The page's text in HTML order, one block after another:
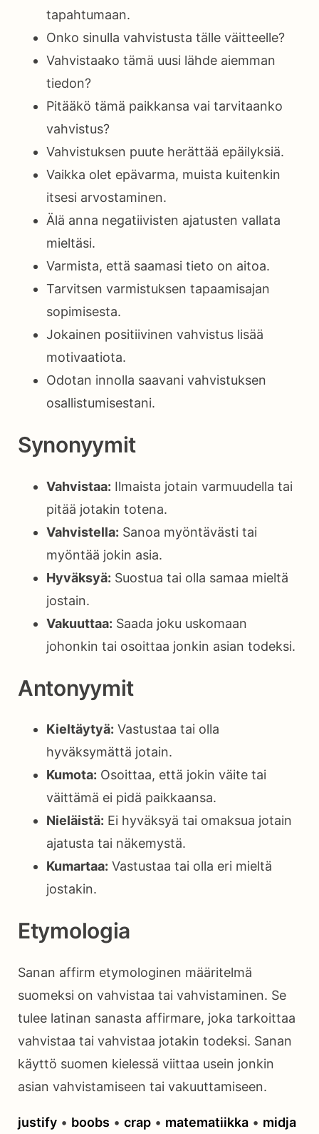
tapahtumaan.
Onko sinulla vahvistusta tälle väitteelle?
Vahvistaako tämä uusi lähde aiemman
tiedon?
Pitääkö tämä paikkansa vai tarvitaanko
vahvistus?
Vahvistuksen puute herättää epäilyksiä.
Vaikka olet epävarma, muista kuitenkin
itsesi arvostaminen.
Älä anna negatiivisten ajatusten vallata
mieltäsi.
Varmista, että saamasi tieto on aitoa.
Tarvitsen varmistuksen tapaamisajan
sopimisesta.
Jokainen positiivinen vahvistus lisää
motivaatiota.
Odotan innolla saavani vahvistuksen
osallistumisestani.
Synonyymit
Vahvistaa: Ilmaista jotain varmuudella tai
pitää jotakin totena.
Vahvistella: Sanoa myöntävästi tai
myöntää jokin asia.
Hyväksyä: Suostua tai olla samaa mieltä
jostain.
Vakuuttaa: Saada joku uskomaan
johonkin tai osoittaa jonkin asian todeksi.
Antonyymit
Kieltäytyä: Vastustaa tai olla
hyväksymättä jotain.
Kumota: Osoittaa, että jokin väite tai
väittämä ei pidä paikkaansa.
Nieläistä: Ei hyväksyä tai omaksua jotain
ajatusta tai näkemystä.
Kumartaa: Vastustaa tai olla eri mieltä
jostakin.
Etymologia
Sanan affirm etymologinen määritelmä
suomeksi on vahvistaa tai vahvistaminen. Se
tulee latinan sanasta affirmare, joka tarkoittaa
vahvistaa tai vahvistaa jotakin todeksi. Sanan
käyttö suomen kielessä viittaa usein jonkin
asian vahvistamiseen tai vakuuttamiseen.
justify • boobs • crap • matematiikka • midja